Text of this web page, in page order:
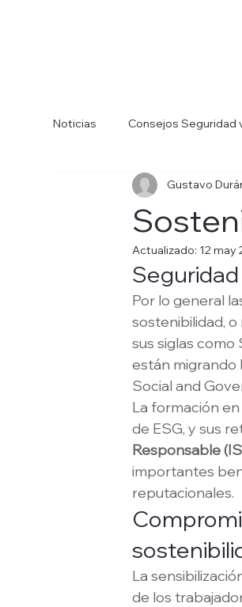
Noticias Consejos Seguridad
Gustavo
Actualizado: 12 may
Por lo general
sostenibilidad, o
sus siglas como
están migrando
Social and
La formación
de ESG, y sus
Responsable
importantes
reputacionales.
La
de los